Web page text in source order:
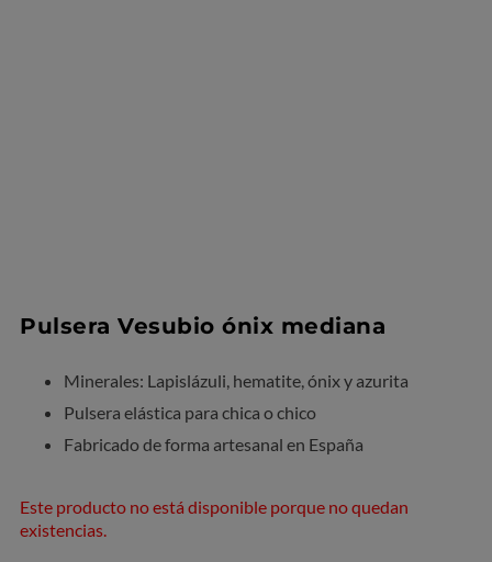
Pulsera Vesubio ónix mediana
Minerales: Lapislázuli, hematite, ónix y azurita
Pulsera elástica para chica o chico
Fabricado de forma artesanal en España
Este producto no está disponible porque no quedan
existencias.